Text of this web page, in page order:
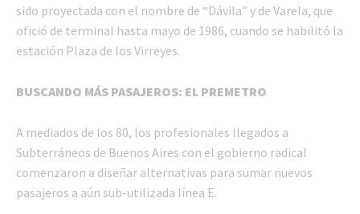
sido proyectada con el nombre de “Dávila” y de Varela, que
ofició de terminal hasta mayo de 1986, cuando se habilitó la
estación Plaza de los Virreyes.
BUSCANDO MÁS PASAJEROS: EL PREMETRO
A mediados de los 80, los profesionales llegados a
Subterráneos de Buenos Aires con el gobierno radical
comenzaron a diseñar alternativas para sumar nuevos
pasajeros a aún sub-utilizada línea E.